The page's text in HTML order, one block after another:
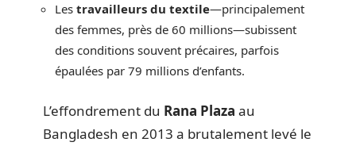
Les travailleurs du textile—principalement
des femmes, près de 60 millions—subissent
des conditions souvent précaires, parfois
épaulées par 79 millions d’enfants.
L’effondrement du Rana Plaza au
Bangladesh en 2013 a brutalement levé le